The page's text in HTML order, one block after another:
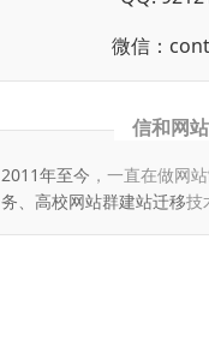
微信：
信和网
2011年至今 ，一直在做网
务、高校网站群建站迁移技